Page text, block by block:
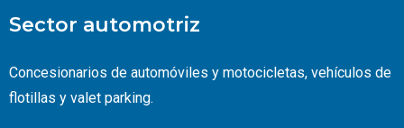
Sector automotriz
Concesionarios de automóviles y motocicletas, vehículos de
flotillas y valet parking.